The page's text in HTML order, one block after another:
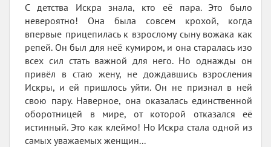
С детства Искра знала, кто её пара. Это было
невероятно! Она была совсем крохой, когда
впервые прицепилась к взрослому сыну вожака как
репей. Он был для неё кумиром, и она старалась изо
всех сил стать важной для него. Но однажды он
привёл в стаю жену, не дождавшись взросления
Искры, и ей пришлось уйти. Он не признал в ней
свою пару. Наверное, она оказалась единственной
оборотницей в мире, от которой отказался её
истинный. Это как клеймо! Но Искра стала одной из
самых уважаемых женщин...